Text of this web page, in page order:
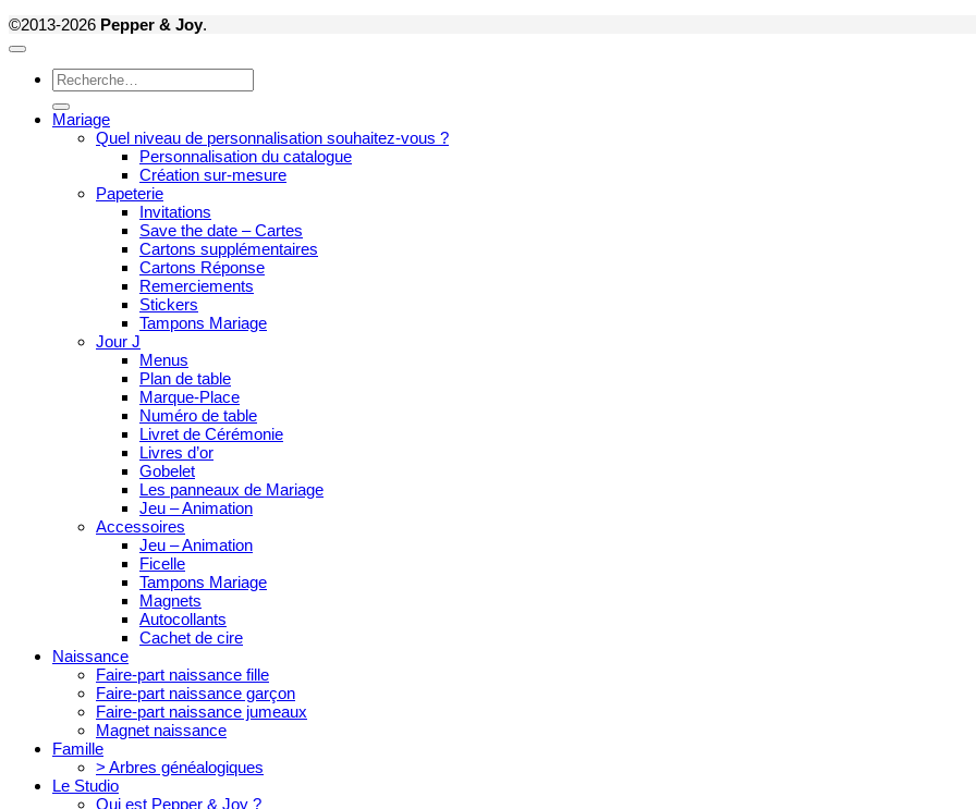
©2013-2026 Pepper & Joy.
Recherche
pour :
Mariage
Quel niveau de personnalisation souhaitez-vous ?
Personnalisation du catalogue
Création sur-mesure
Papeterie
Invitations
Save the date – Cartes
Cartons supplémentaires
Cartons Réponse
Remerciements
Stickers
Tampons Mariage
Jour J
Menus
Plan de table
Marque-Place
Numéro de table
Livret de Cérémonie
Livres d’or
Gobelet
Les panneaux de Mariage
Jeu – Animation
Accessoires
Jeu – Animation
Ficelle
Tampons Mariage
Magnets
Autocollants
Cachet de cire
Naissance
Faire-part naissance fille
Faire-part naissance garçon
Faire-part naissance jumeaux
Magnet naissance
Famille
> Arbres généalogiques
Le Studio
Qui est Pepper & Joy ?